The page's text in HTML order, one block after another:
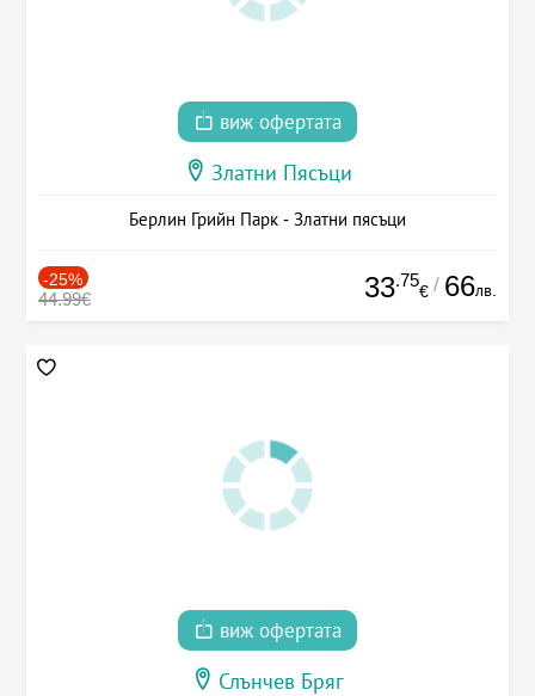
виж офертата
Златни Пясъци
Берлин Грийн Парк - Златни пясъци
-25%
44.99€ 33.75
€ / 66лв.
виж офертата
Слънчев Бряг